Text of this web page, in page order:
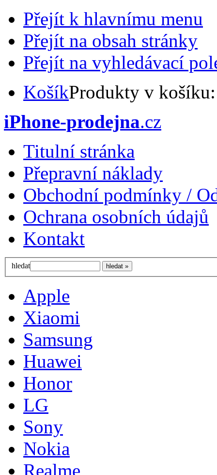
Přejít k hlavnímu menu
Přejít na obsah stránky
Přejít na vyhledávací
KošíkProdukty v
iPhone-prodejna.cz
Titulní stránka
Přepravní náklady
Obchodní podmínky /
Ochrana osobních údajů
Kontakt
hledat
Apple
Xiaomi
Samsung
Huawei
Honor
LG
Sony
Nokia
Realme